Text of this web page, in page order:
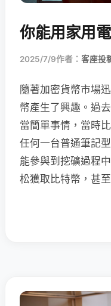
你能用家用
2025/7/9作者： 客座投
隨著加密貨幣市場
幣產生了興趣。過
當簡單事情，當時
任何一台普通筆記
能參與到挖礦過程
松獲取比特幣，甚